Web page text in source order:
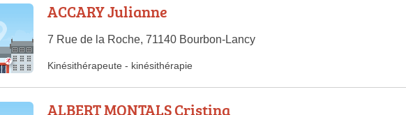
ACCARY Julianne
7 Rue de la Roche, 71140 Bourbon-Lancy
Kinésithérapeute - kinésithérapie
ALBERT MONTALS Cristina